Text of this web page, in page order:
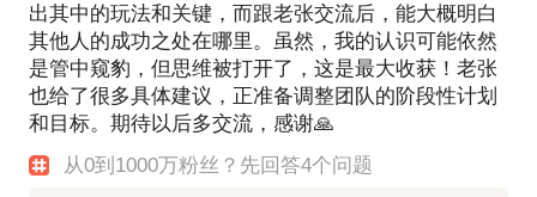
出其中的玩法和关键，而跟老张交流后，能大概明白
其他人的成功之处在哪里。虽然，我的认识可能依然
是管中窥豹，但思维被打开了，这是最大收获！老张
也给了很多具体建议，正准备调整团队的阶段性计划
和目标。期待以后多交流，感谢🙏
从0到1000万粉丝？先回答4个问题